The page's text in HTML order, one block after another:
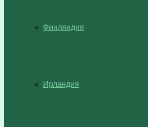
Финляндия
Ирландия